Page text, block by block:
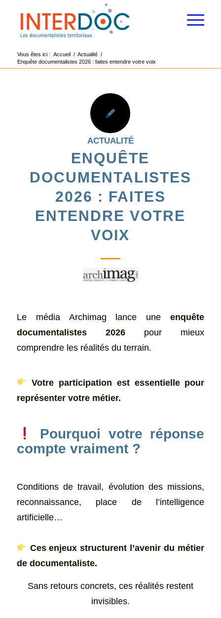
Vous êtes ici : Accueil / Actualité /
Enquête documentalistes 2026 : faites entendre votre voix
ACTUALITÉ
ENQUÊTE
DOCUMENTALISTES
2026 : FAITES
ENTENDRE VOTRE
VOIX
Le média Archimag lance uneenquête
documentalistes 2026pour mieux
comprendre les réalités du terrain.
Votre participation est essentielle pour
représenter votre métier.
Pourquoi votre réponse
compte vraiment ?
Conditions de travail, évolution des missions,
reconnaissance, place de l’intelligence
artificielle…
Ces enjeux structurent l’avenir du métier
de documentaliste.
Sans retours concrets, ces réalités restent
invisibles.